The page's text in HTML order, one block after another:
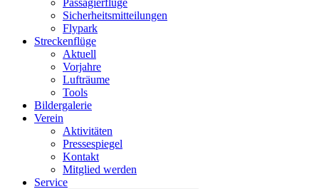
Passagierflüge
Sicherheitsmitteilungen
Flypark
Streckenflüge
Aktuell
Vorjahre
Lufträume
Tools
Bildergalerie
Verein
Aktivitäten
Pressespiegel
Kontakt
Mitglied werden
Service